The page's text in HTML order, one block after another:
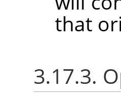
that
3.17.3.